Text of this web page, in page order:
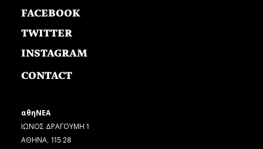
FACEBOOK
TWITTER
INSTAGRAM
CONTACT
αθηΝΕΑ
ΙΩΝΟΣ ΔΡΑΓΟΥΜΗ 1
ΑΘΗΝΑ, 115 28